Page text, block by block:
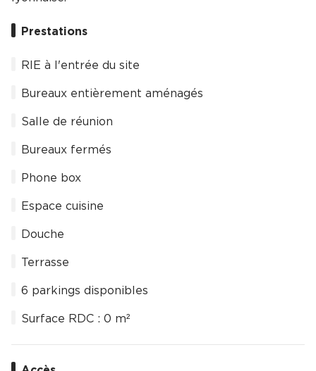
Prestations
RIE à l'entrée du site
Bureaux entièrement aménagés
Salle de réunion
Bureaux fermés
Phone box
Espace cuisine
Douche
Terrasse
6 parkings disponibles
Surface RDC : 0 m²